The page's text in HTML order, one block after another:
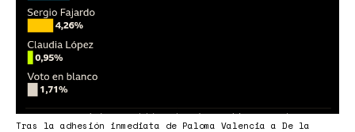
30
Qué
necesitan
De
la
Espriella
Tras la adhesión inmediata de Paloma Valencia a De la